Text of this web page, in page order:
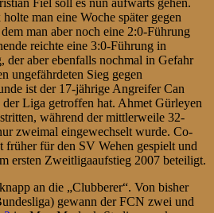
man eine Woche später gegen
man aber noch eine 2:0-Führung
reichte eine 3:0-Führung in
der aber ebenfalls nochmal in Gefahr
ungefährdeten Sieg gegen
ist der 17-jährige Angreifer Can
Liga getroffen hat. Ahmet Gürleyen
während der mittlerweile 32-
zweimal eingewechselt wurde. Co-
früher für den SV Wehen gespielt und
ersten Zweitligaaufstieg 2007 beteiligt.
an die „Clubberer“. Von bisher
gewann der FCN zwei und